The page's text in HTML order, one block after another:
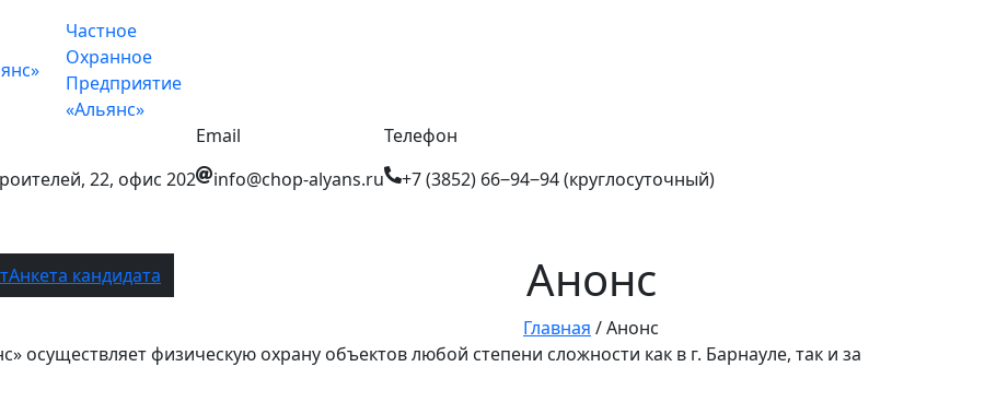
Частное
Охранное
Предприятие
«Альянс»
22, офис 202
Email
info@chop-alyans.ru
Телефон
+7 (3852) 66‒94‒94 (круглосуточный)
Анкета кандидата Анонс
Главная /Анонс
осуществляет физическую охрану объектов любой степени сложности как в г. Барнауле, так и за